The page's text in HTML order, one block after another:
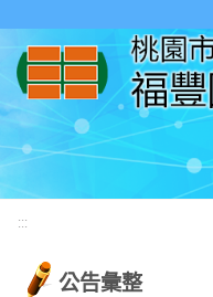
:::
公告彙整